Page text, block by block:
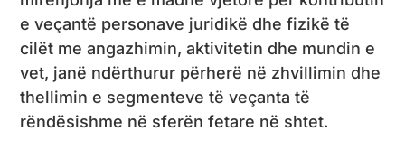
e veçantë personave juridikë dhe fizikë të
cilët me angazhimin, aktivitetin dhe mundin e
vet, janë ndërthurur përherë në zhvillimin dhe
thellimin e segmenteve të veçanta të
rëndësishme në sferën fetare në shtet.